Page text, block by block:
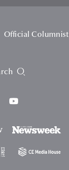
Official Columnist